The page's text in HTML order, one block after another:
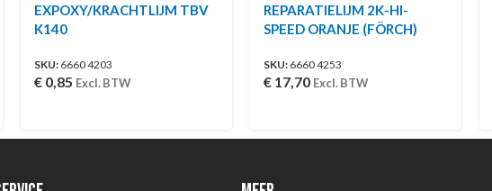
EXPOXY/KRACHTLIJM TBV
K140
SKU: 6660 4203
€ 0,85 Excl. BTW
REPARATIELIJM 2K-HI-
SPEED ORANJE (FÖRCH)
SKU: 6660 4253
€ 17,70 Excl. BTW